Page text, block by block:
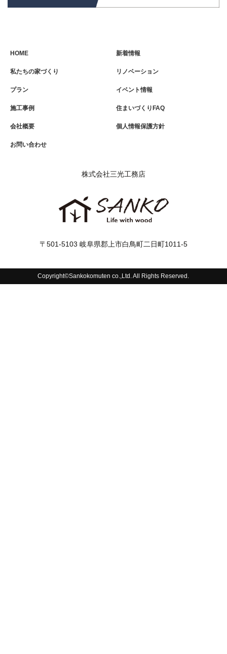
HOME 新着情報
私たちの家づくり リノベーション
プラン イベント情報
施工事例 住まいづくりFAQ
会社概要 個人情報保護方針
お問い合わせ
株式会社三光工務店
〒501-5103 岐阜県郡上市白鳥町二日町1011-5
Copyright©Sankokomuten co.,Ltd. All Rights Reserved.